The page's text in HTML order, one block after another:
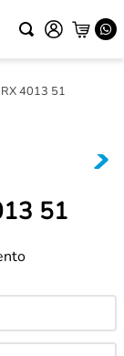
4013 51
51